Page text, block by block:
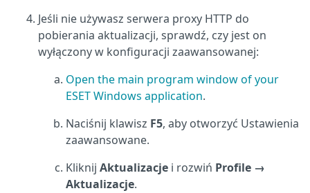
Jeśli nie używasz serwera proxy HTTP do
pobierania aktualizacji, sprawdź, czy jest on
wyłączony w konfiguracji zaawansowanej:
Open the main program window of your
ESET Windows application.
Naciśnij klawisz F5, aby otworzyć Ustawienia
zaawansowane.
Kliknij Aktualizacje i rozwiń Profile →
Aktualizacje.